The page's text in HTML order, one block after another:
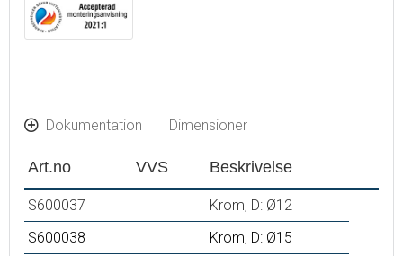
Dokumentation Dimensioner
Art.no VVS Beskrivelse
S600037
Krom, D: Ø12
S600038
Krom, D: Ø15